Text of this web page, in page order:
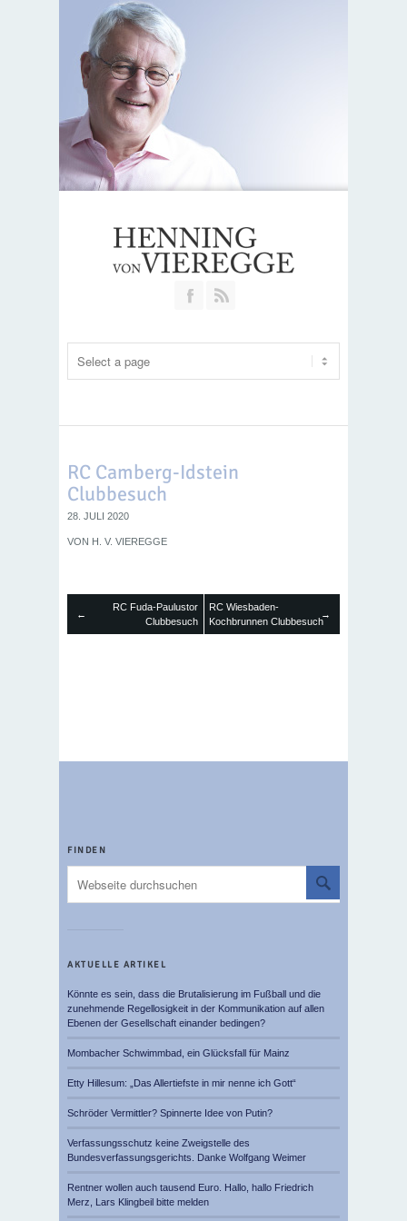
Join our Facebook Group
RC Camberg-Idstein
Clubbesuch
28. JULI 2020
VON H. V. VIEREGGE
←
RC Fuda-Paulustor
Clubbesuch
RC Wiesbaden-
Kochbrunnen Clubbesuch
→
FINDEN
AKTUELLE ARTIKEL
Könnte es sein, dass die Brutalisierung im Fußball und die
zunehmende Regellosigkeit in der Kommunikation auf allen
Ebenen der Gesellschaft einander bedingen?
Mombacher Schwimmbad, ein Glücksfall für Mainz
Etty Hillesum: „Das Allertiefste in mir nenne ich Gott“
Schröder Vermittler? Spinnerte Idee von Putin?
Verfassungsschutz keine Zweigstelle des
Bundesverfassungsgerichts. Danke Wolfgang Weimer
Rentner wollen auch tausend Euro. Hallo, hallo Friedrich
Merz, Lars Klingbeil bitte melden